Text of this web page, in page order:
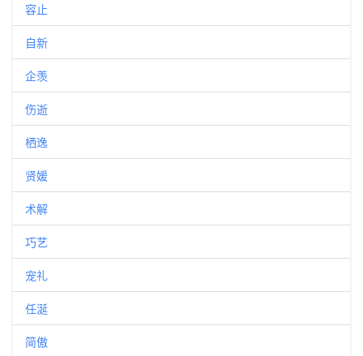
容止
自新
企羡
伤逝
栖逸
贤媛
术解
巧艺
宠礼
任涎
简傲